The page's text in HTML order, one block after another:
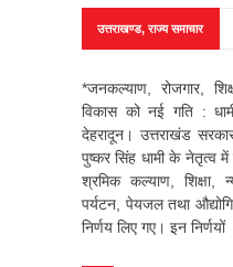
उत्तराखण्ड,राज्य समाचार
*जनकल्याण, रोजगार,
विकास को नई गति :
देहरादून। उत्तराखंड
पुष्कर सिंह धामी के नेतृत्व
श्रमिक कल्याण, शिक्षा,
पर्यटन, पेयजल तथा
निर्णय लिए गए। इन निर्णयों